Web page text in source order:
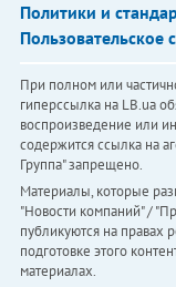
Политики и
Пользовательское
При полном или
гиперссылка на LB.ua
воспроизведение или
содержится ссылка на
Группа" запрещено.
Материалы, которые
"Новости компаний" /
публикуются на правах
подготовке этого
материалах.